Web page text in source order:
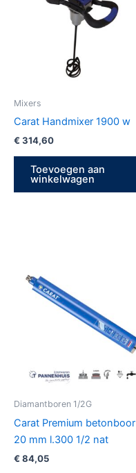
Mixers
Carat Handmixer 1900 w
€ 314,60
Toevoegen aan
winkelwagen
Diamantboren 1/2G
Carat Premium betonboor
20 mm l.300 1/2 nat
€ 84,05